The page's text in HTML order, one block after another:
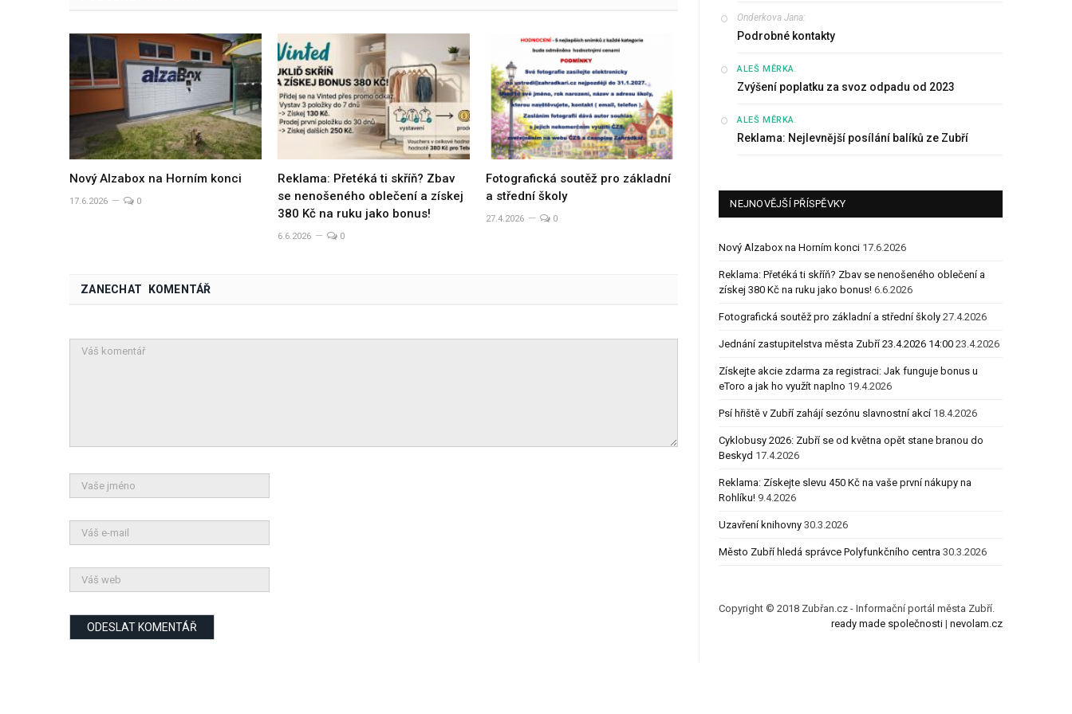
Nový Alzabox na Horním konci
17.6.2026 0
Reklama: Přetéká ti skříň? Zbav
se nenošeného oblečení a získej
380 Kč na ruku jako bonus!
6.6.2026 0
Fotografická soutěž pro základní
a střední školy
27.4.2026 0
ZANECHAT KOMENTÁŘ
Onderkova Jana:
Podrobné kontakty
ALEŠ MĚRKA:
Zvýšení poplatku za svoz odpadu od 2023
ALEŠ MĚRKA:
Reklama: Nejlevnější posílání balíků ze Zubří
NEJNOVĚJŠÍ PŘÍSPĚVKY
Nový Alzabox na Horním konci 17.6.2026
Reklama: Přetéká ti skříň? Zbav se nenošeného oblečení a
získej 380 Kč na ruku jako bonus! 6.6.2026
Fotografická soutěž pro základní a střední školy 27.4.2026
Jednání zastupitelstva města Zubří 23.4.2026 14:00 23.4.2026
Získejte akcie zdarma za registraci: Jak funguje bonus u
eToro a jak ho využít naplno 19.4.2026
Psí hřiště v Zubří zahájí sezónu slavnostní akcí 18.4.2026
Cyklobusy 2026: Zubří se od května opět stane branou do
Beskyd 17.4.2026
Reklama: Získejte slevu 450 Kč na vaše první nákupy na
Rohlíku! 9.4.2026
Uzavření knihovny 30.3.2026
Město Zubří hledá správce Polyfunkčního centra 30.3.2026
Copyright © 2018 Zubřan.cz - Informační portál města Zubří.
ready made společnosti| nevolam.cz